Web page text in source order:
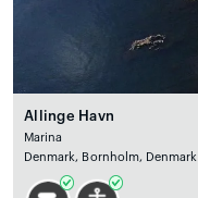
Allinge Havn
Marina
Denmark, Bornholm, Denmark